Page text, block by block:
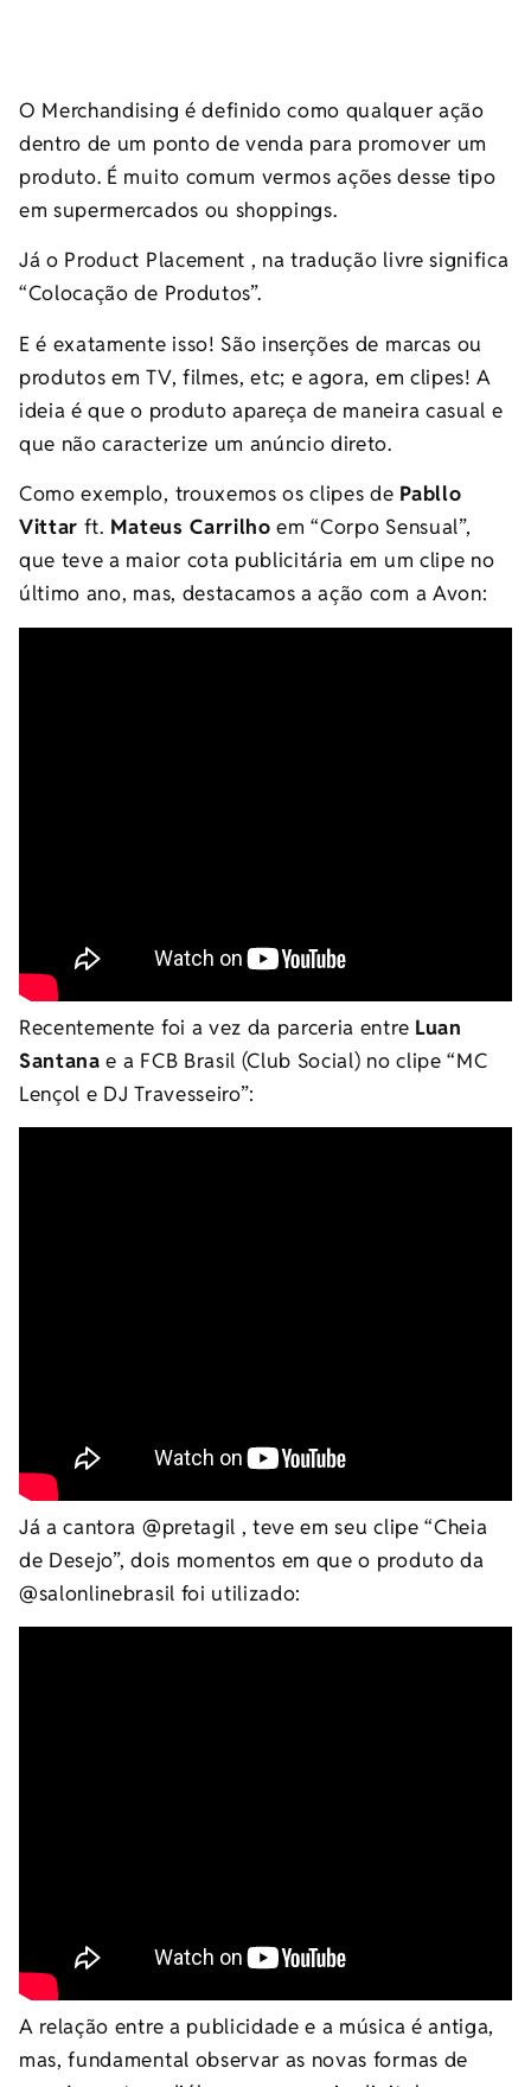
O Merchandising é definido como qualquer ação
dentro de um ponto de venda para promover um
produto. É muito comum vermos ações desse tipo
em supermercados ou shoppings.
Já o Product Placement , na tradução livre significa
“Colocação de Produtos”.
E é exatamente isso! São inserções de marcas ou
produtos em TV, filmes, etc; e agora, em clipes! A
ideia é que o produto apareça de maneira casual e
que não caracterize um anúncio direto.
Como exemplo, trouxemos os clipes de Pabllo
Vittar ft. Mateus Carrilho em “Corpo Sensual”,
que teve a maior cota publicitária em um clipe no
último ano, mas, destacamos a ação com a Avon:
Recentemente foi a vez da parceria entre Luan
Santana e a FCB Brasil (Club Social) no clipe “MC
Lençol e DJ Travesseiro”:
Já a cantora @pretagil , teve em seu clipe “Cheia
de Desejo”, dois momentos em que o produto da
@salonlinebrasil foi utilizado:
A relação entre a publicidade e a música é antiga,
mas, fundamental observar as novas formas de